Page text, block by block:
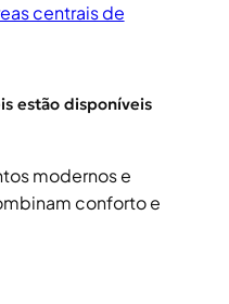
centrais de
estão disponíveis
modernos e
conforto e